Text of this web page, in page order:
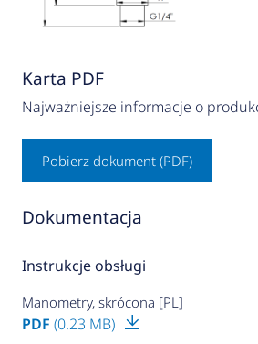
Karta PDF
Najważniejsze informacje o
Pobierz dokument (PDF)
Dokumentacja
Instrukcje obsługi
Manometry, skrócona [PL]
PDF (0.23 MB)